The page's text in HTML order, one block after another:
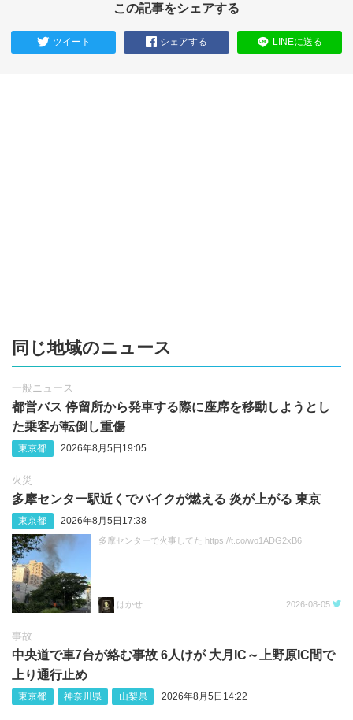
この記事をシェアする
ツイート シェアする LINEに送る
同じ地域のニュース
一般ニュース
都営バス 停留所から発車する際に座席を移動しようとし
た乗客が転倒し重傷
東京都 2026年8月5日19:05
火災
多摩センター駅近くでバイクが燃える 炎が上がる 東京
東京都 2026年8月5日17:38
多摩センターで火事してた https://t.co/wo1ADG2xB6
はかせ 2026-08-05
事故
中央道で車7台が絡む事故 6人けが 大月IC～上野原IC間で
上り通行止め
東京都 神奈川県 山梨県 2026年8月5日14:22